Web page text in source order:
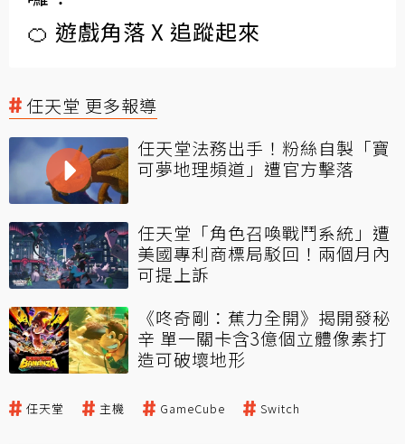
🍊 遊戲角落 X 追蹤起來
任天堂 更多報導
任天堂法務出手！粉絲自製「寶
可夢地理頻道」遭官方擊落
任天堂「角色召喚戰鬥系統」遭
美國專利商標局駁回！兩個月內
可提上訴
《咚奇剛：蕉力全開》揭開發秘
辛 單一關卡含3億個立體像素打
造可破壞地形
任天堂 主機 GameCube Switch